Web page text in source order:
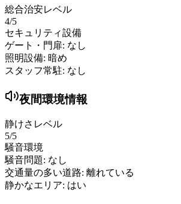
総合治安レベル
4/5
セキュリティ設備
ゲート・門扉: なし
照明設備: 暗め
スタッフ常駐: なし
夜間環境情報
静けさレベル
5/5
騒音環境
騒音問題: なし
交通量の多い道路: 離れている
静かなエリア: はい